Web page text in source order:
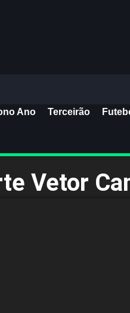
Ano Terceirão
Vetor